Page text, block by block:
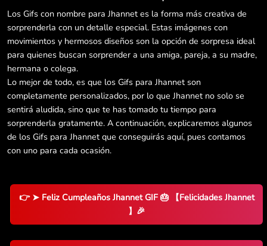
Los Gifs con nombre para Jhannet es la forma más creativa de
sorprenderla con un detalle especial. Estas imágenes con
movimientos y hermosos diseños son la opción de sorpresa ideal
para quienes buscan sorprender a una amiga, pareja, a su madre,
hermana o colega.
Lo mejor de todo, es que los Gifs para Jhannet son
completamente personalizados, por lo que Jhannet no solo se
sentirá aludida, sino que te has tomado tu tiempo para
sorprenderla gratamente. A continuación, explicaremos algunos
de los Gifs para Jhannet que conseguirás aquí, pues contamos
con uno para cada ocasión.
👉 ➤ Feliz Cumpleaños Jhannet GIF 🎂 【Felicidades Jhannet
】🎉